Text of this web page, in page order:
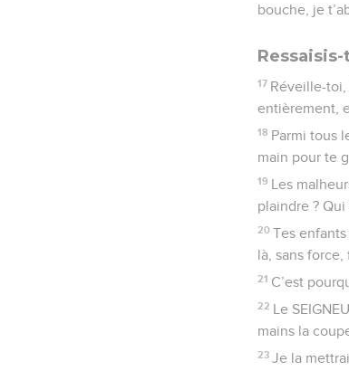
bouche, je
17 Réveille-toi,
entièrement,
18 Parmi tous
main pour te
19 Les
plaindre ? Qui
20 Tes
là, sans force,
21 C’est
22 Le
mains la
23 Je la